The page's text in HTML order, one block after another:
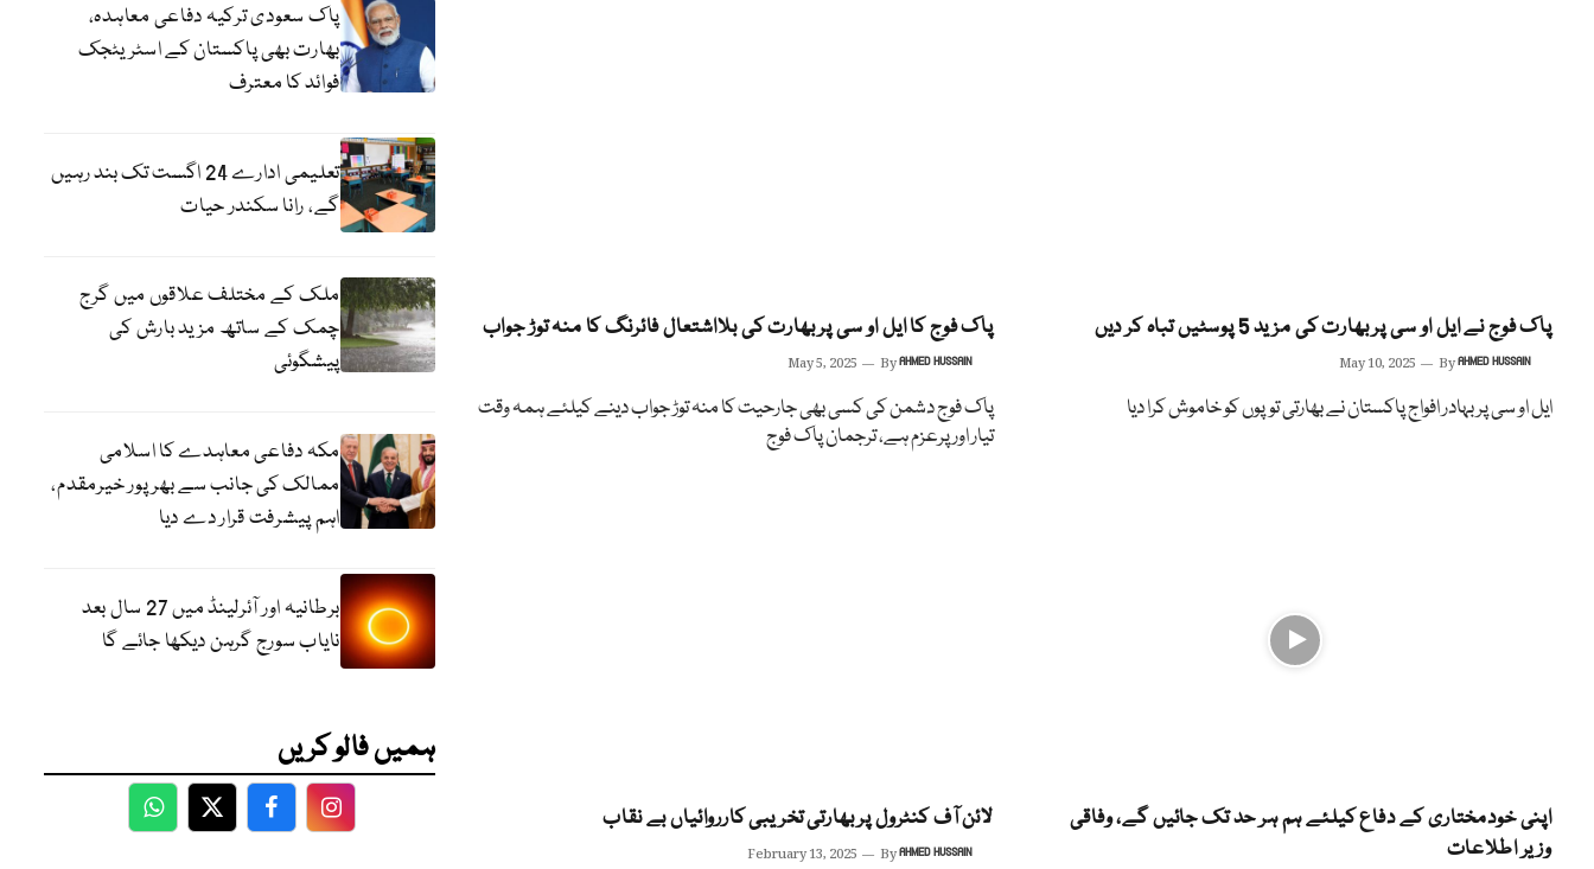
پاک فوج نے ایل او سی پر بھارت کی مزید 5 پوسٹیں تباہ کر دیں
May 10, 2025 ByAHMED HUSSAIN
ایل او سی پر بہادر افواج پاکستان نے بھارتی توپوں کو خاموش کرا دیا
پاک فوج کا ایل او سی پر بھارت کی بلااشتعال فائرنگ کا منہ توڑ جواب
May 5, 2025 ByAHMED HUSSAIN
پاک فوج دشمن کی کسی بھی جارحیت کا منہ توڑ جواب دینے کیلئے ہمہ وقت
تیار اور پرعزم ہے، ترجمان پاک فوج
اپنی خودمختاری کے دفاع کیلئے ہم ہر حد تک جائیں گے، وفاقی
وزیر اطلاعات
لائن آف کنٹرول پر بھارتی تخریبی کارروائیاں بے نقاب
February 13, 2025 ByAHMED HUSSAIN
پاک سعودی ترکیہ دفاعی معاہدہ،
بھارت بھی پاکستان کے اسٹریٹجک
فوائد کا معترف
تعلیمی ادارے 24 اگست تک بند رہیں
گے، رانا سکندر حیات
ملک کے مختلف علاقوں میں گرج
چمک کے ساتھ مزید بارش کی
پیشگوئی
مکہ دفاعی معاہدے کا اسلامی
ممالک کی جانب سے بھرپور خیرمقدم،
اہم پیشرفت قرار دے دیا
برطانیہ اور آئرلینڈ میں 27 سال بعد
نایاب سورج گرہن دیکھا جائے گا
ہمیں فالو کریں
WhatsApp
TwitterFacebookFacebook